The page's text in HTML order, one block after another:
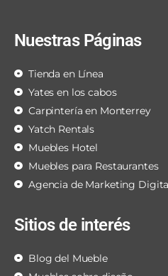
Nuestras Páginas
Tienda en Línea
Yates en los cabos
Carpintería en Monterrey
Yatch Rentals
Muebles Hotel
Muebles para Restaurantes
Agencia de Marketing
Sitios de interés
Blog del Mueble